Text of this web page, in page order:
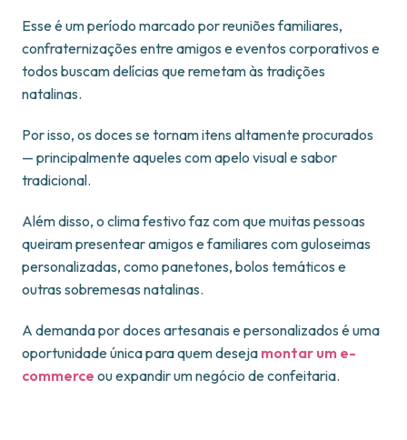
Esse é um período marcado por reuniões familiares,
confraternizações entre amigos e eventos corporativos e
todos buscam delícias que remetam às tradições
natalinas.
Por isso, os doces se tornam itens altamente procurados
— principalmente aqueles com apelo visual e sabor
tradicional.
Além disso, o clima festivo faz com que muitas pessoas
queiram presentear amigos e familiares com guloseimas
personalizadas, como panetones, bolos temáticos e
outras sobremesas natalinas.
A demanda por doces artesanais e personalizados é uma
oportunidade única para quem deseja montar um e-
commerce ou expandir um negócio de confeitaria.